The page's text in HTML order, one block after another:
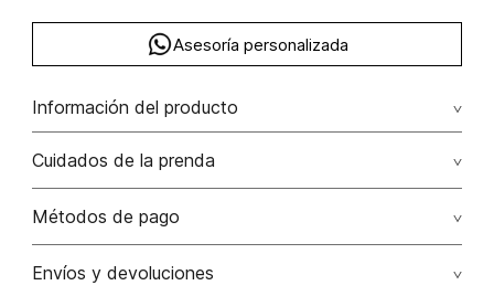
Asesoría personalizada
Información del producto
Cuidados de la prenda
Lavar a mano. vaporizar por el revés
Métodos de pago
Tarjetas de crédito: Visa, Dinners, Master Card y American
Envíos y devoluciones